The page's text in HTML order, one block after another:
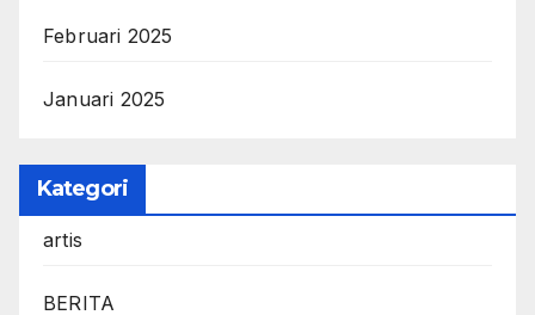
Februari 2025
Januari 2025
Kategori
artis
BERITA